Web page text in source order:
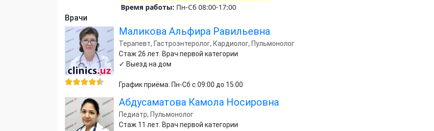
Время работы: Пн-Сб 08:00-17:00
Врачи
Маликова Альфира Равильевна
Терапевт, Гастроэнтеролог, Кардиолог, Пульмонолог
Стаж 26 лет. Врач первой категории
✓ Выезд на дом
График приёма: Пн-Сб с 09:00 до 15:00
Абдусаматова Камола Носировна
Педиатр, Пульмонолог
Стаж 11 лет. Врач первой категории